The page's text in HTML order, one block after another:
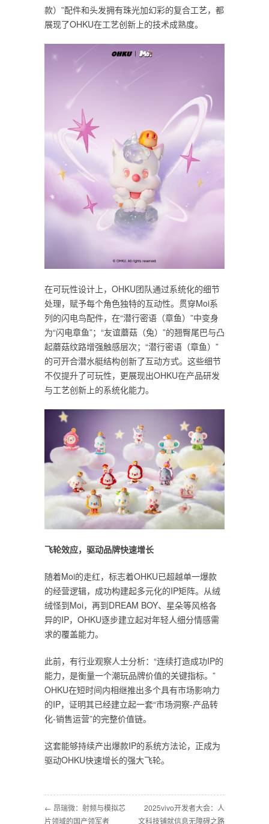
款）”配件和头发拥有珠光加幻彩的复合工艺，都
展现了OHKU在工艺创新上的技术成熟度。
在可玩性设计上，OHKU团队通过系统化的细节
处理，赋予每个角色独特的互动性。贯穿Moi系
列的闪电鸟配件，在“潜行密语（章鱼）”中变身
为“闪电章鱼”；“友谊蘑菇（兔）”的翘臀尾巴与凸
起蘑菇纹路增强触感层次；“潜行密语（章鱼）”
的可开合潜水艇结构创新了互动方式。这些细节
不仅提升了可玩性，更展现出OHKU在产品研发
与工艺创新上的系统化能力。
飞轮效应，驱动品牌快速增长
随着Moi的走红，标志着OHKU已超越单一爆款
的经营逻辑，成功构建起多元化的IP矩阵。从绒
绒怪到Moi，再到DREAM BOY、星朵等风格各
异的IP，OHKU逐步建立起对年轻人细分情感需
求的覆盖能力。
此前，有行业观察人士分析：“连续打造成功IP的
能力，是衡量一个潮玩品牌价值的关键指标。”
OHKU在短时间内相继推出多个具有市场影响力
的IP，证明其已经建立起一套“市场洞察-产品转
化-销售运营”的完整价值链。
这套能够持续产出爆款IP的系统方法论，正成为
驱动OHKU快速增长的强大飞轮。
← 昂瑞微：射频与模拟芯
片领域的国产领军者
2025vivo开发者大会：人
文科技铺就信息无障碍之路